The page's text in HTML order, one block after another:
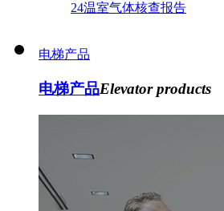
24温室气体核查报告
电梯产品
电梯产品Elevator products